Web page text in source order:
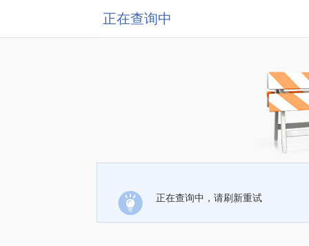
正在查询中
正在查询中，请刷新重试